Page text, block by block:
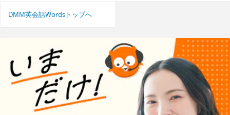
DMM英会話Wordsトップへ